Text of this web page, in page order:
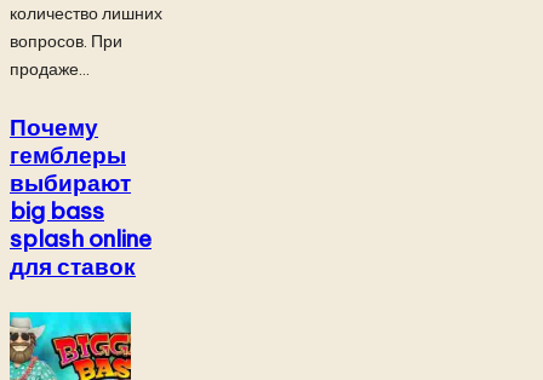
количество лишних
вопросов. При
продаже...
Почему
гемблеры
выбирают
big bass
splash online
для ставок